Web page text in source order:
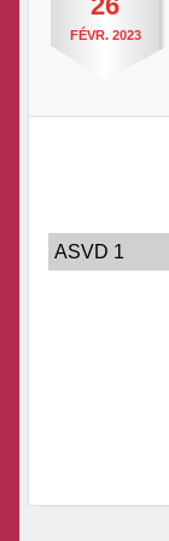
FÉVR. 2023
ASVD 1